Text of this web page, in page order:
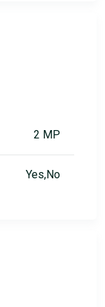
2 MP
Yes,No